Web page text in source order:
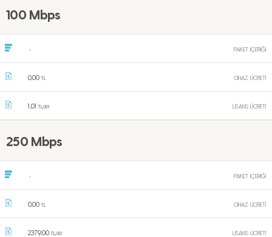
100 Mbps
- PAKET İÇERİĞİ
0,00 TL CİHAZ ÜCRETİ
1,01 TL/AY LİSANS ÜCRETİ
250 Mbps
- PAKET İÇERİĞİ
0,00 TL CİHAZ ÜCRETİ
2379,00 TL/AY LİSANS ÜCRETİ